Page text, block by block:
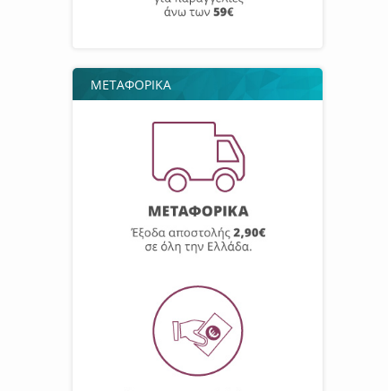
ΜΕΤΑΦΟΡΙΚΑ